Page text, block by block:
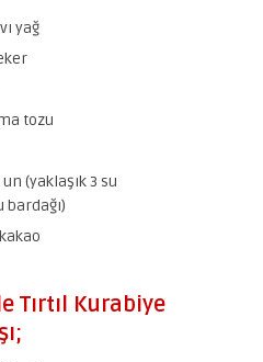
yağ
tozu
(yaklaşık 3 su
bardağı)
Tırtıl Kurabiye